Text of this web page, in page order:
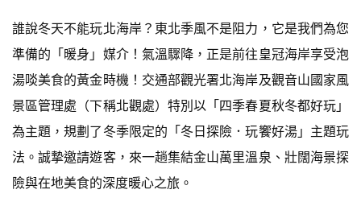
誰說冬天不能玩北海岸？東北季風不是阻力，它是我們為您
準備的「暖身」媒介！氣溫驟降，正是前往皇冠海岸享受泡
湯啖美食的黃金時機！交通部觀光署北海岸及觀音山國家風
景區管理處（下稱北觀處）特別以「四季春夏秋冬都好玩」
為主題，規劃了冬季限定的「冬日探險．玩饗好湯」主題玩
法。誠摯邀請遊客，來一趟集結金山萬里溫泉、壯闊海景探
險與在地美食的深度暖心之旅。